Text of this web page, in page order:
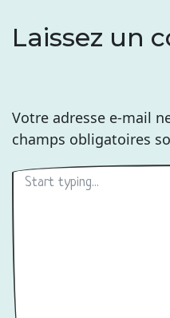
Laissez un
Votre adresse e-mail
champs obligatoires